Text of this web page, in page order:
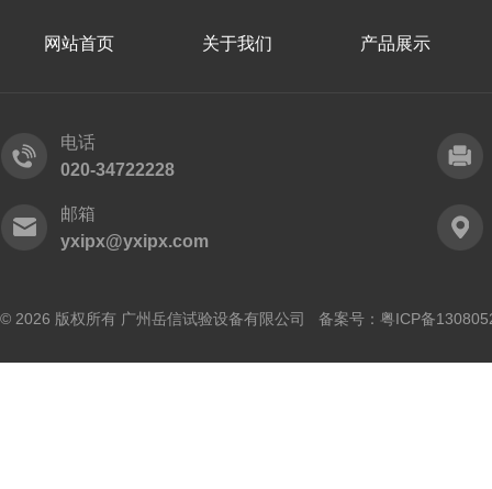
网站首页 关于我们 产品展示
电话
020-34722228
邮箱
yxipx@yxipx.com
© 2026 版权所有 广州岳信试验设备有限公司 备案号： 粤ICP备